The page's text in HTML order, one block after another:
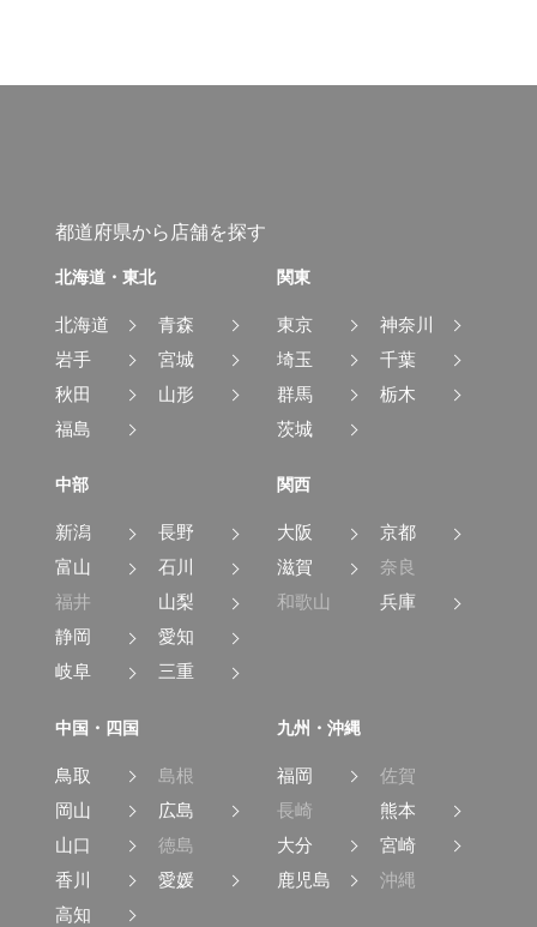
都道府県から店舗を探す
北海道・東北
北海道
青森
岩手
宮城
秋田
山形
福島
関東
東京
神奈川
埼玉
千葉
群馬
栃木
茨城
中部
新潟
長野
富山
石川
福井
山梨
静岡
愛知
岐阜
三重
関西
大阪
京都
滋賀
奈良
和歌山
兵庫
中国・四国
鳥取
島根
岡山
広島
山口
徳島
香川
愛媛
高知
九州・沖縄
福岡
佐賀
長崎
熊本
大分
宮崎
鹿児島
沖縄